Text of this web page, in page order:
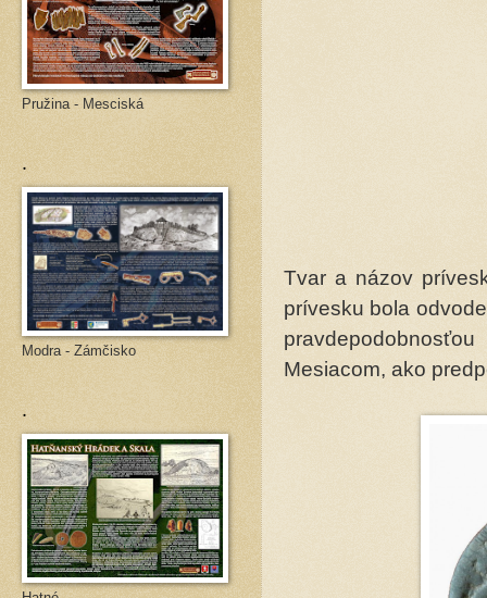
Tvar a názov
prívesku bola
Mesiacom, ako
Pružina - Mesciská
.
Modra - Zámčisko
.